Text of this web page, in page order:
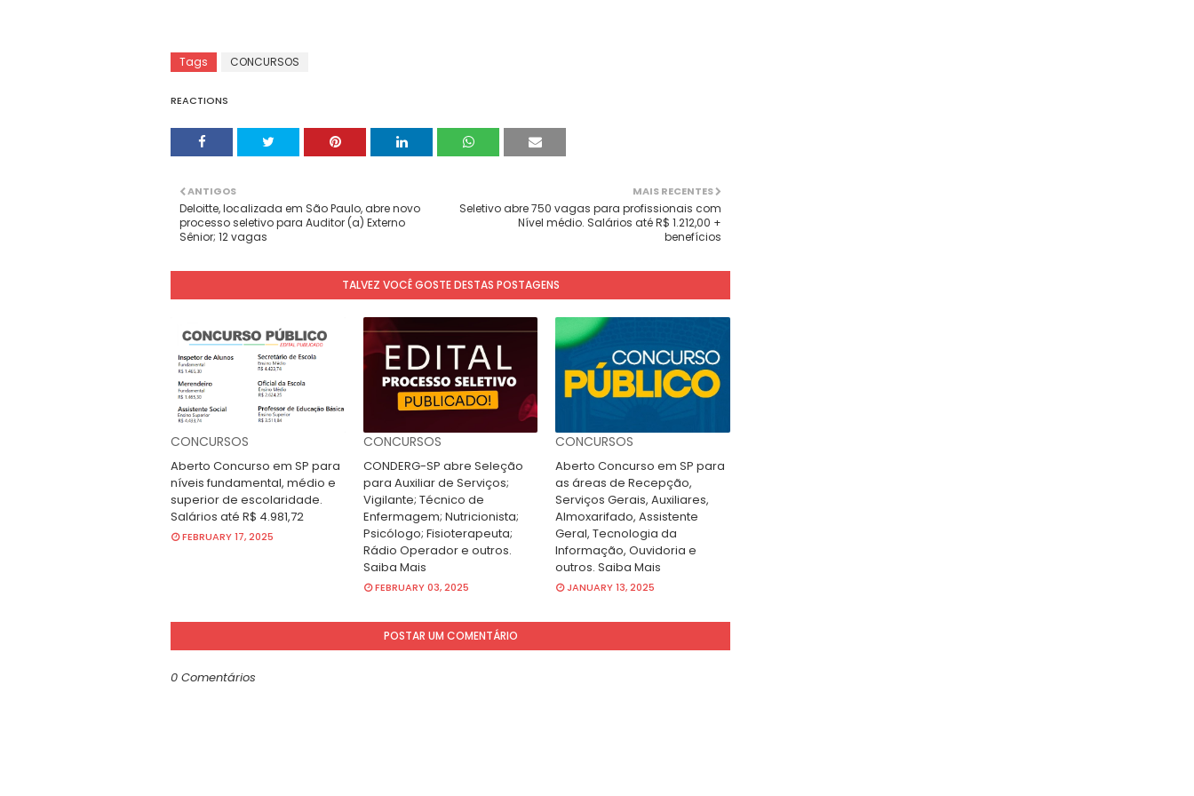
Tags CONCURSOS
REACTIONS
MAIS RECENTES
Seletivo abre 750 vagas para profissionais com
Nível médio. Salários até R$ 1.212,00 +
benefícios
ANTIGOS
Deloitte, localizada em São Paulo, abre novo
processo seletivo para Auditor (a) Externo
Sênior; 12 vagas
TALVEZ VOCÊ GOSTE DESTAS POSTAGENS
CONCURSOS
Aberto Concurso em SP para
níveis fundamental, médio e
superior de escolaridade.
Salários até R$ 4.981,72
FEBRUARY 17, 2025
CONCURSOS
CONDERG-SP abre Seleção
para Auxiliar de Serviços;
Vigilante; Técnico de
Enfermagem; Nutricionista;
Psicólogo; Fisioterapeuta;
Rádio Operador e outros.
Saiba Mais
FEBRUARY 03, 2025
CONCURSOS
Aberto Concurso em SP para
as áreas de Recepção,
Serviços Gerais, Auxiliares,
Almoxarifado, Assistente
Geral, Tecnologia da
Informação, Ouvidoria e
outros. Saiba Mais
JANUARY 13, 2025
POSTAR UM COMENTÁRIO
0 Comentários